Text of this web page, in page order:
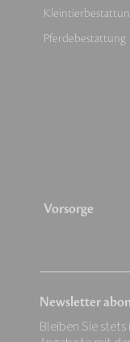
Pferdebestattung
Vorsorge
Newsletter
Bleiben Sie